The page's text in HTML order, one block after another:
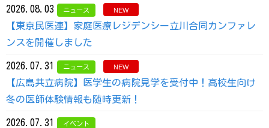
2026.08.03 ニュース NEW
【東京民医連】家庭医療レジデンシー立川合同カンファレ
ンスを開催しました
2026.07.31 ニュース NEW
【広島共立病院】医学生の病院見学を受付中！高校生向け
冬の医師体験情報も随時更新！
2026.07.31 イベント